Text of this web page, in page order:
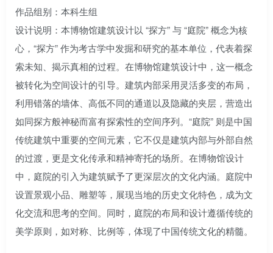
作品组别：本科生组
设计说明：本博物馆建筑设计以 “探方” 与 “庭院” 概念为核
心，“探方” 作为考古学中发掘和研究的基本单位，代表着探
索未知、揭示真相的过程。在博物馆建筑设计中，这一概念
被转化为空间设计的引导。建筑内部采用灵活多变的布局，
利用错落的墙体、高低不同的通道以及隐藏的夹层，营造出
如同探方般神秘而富有探索性的空间序列。“庭院” 则是中国
传统建筑中重要的空间元素，它不仅是建筑内部与外部自然
的过渡，更是文化传承和精神寄托的场所。在博物馆设计
中，庭院的引入为建筑赋予了更深层次的文化内涵。庭院中
设置景观小品、雕塑等，展现当地的历史文化特色，成为文
化交流和思考的空间。同时，庭院的布局和设计遵循传统的
美学原则，如对称、比例等，体现了中国传统文化的精髓。